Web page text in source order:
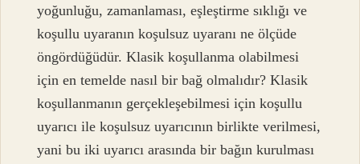
yoğunluğu, zamanlaması, eşleştirme sıklığı ve
koşullu uyaranın koşulsuz uyaranı ne ölçüde
öngördüğüdür. Klasik koşullanma olabilmesi
için en temelde nasıl bir bağ olmalıdır? Klasik
koşullanmanın gerçekleşebilmesi için koşullu
uyarıcı ile koşulsuz uyarıcının birlikte verilmesi,
yani bu iki uyarıcı arasında bir bağın kurulması